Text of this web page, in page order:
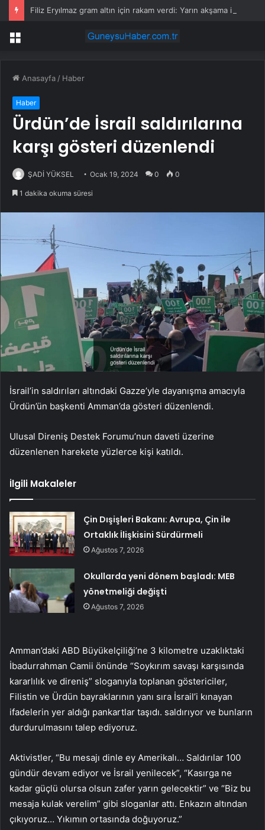
Menü
Anasayfa / Haber
Haber
Ürdün’de İsrail saldırılarına
karşı gösteri düzenlendi
ŞADİ YÜKSEL Ocak 19, 2024 0 0
1 dakika okuma süresi
İsrail’in saldırıları altındaki Gazze’yle dayanışma amacıyla
Ürdün’ün başkenti Amman’da gösteri düzenlendi.
Ulusal Direniş Destek Forumu’nun daveti üzerine
düzenlenen harekete yüzlerce kişi katıldı.
İlgili Makaleler
Çin Dışişleri Bakanı: Avrupa, Çin ile
Ortaklık İlişkisini Sürdürmeli
Ağustos 7, 2026
Okullarda yeni dönem başladı: MEB
yönetmeliği değişti
Ağustos 7, 2026
Amman’daki ABD Büyükelçiliği’ne 3 kilometre uzaklıktaki
İbadurrahman Camii önünde “Soykırım savaşı karşısında
kararlılık ve direniş” sloganıyla toplanan göstericiler,
Filistin ve Ürdün bayraklarının yanı sıra İsrail’i kınayan
ifadelerin yer aldığı pankartlar taşıdı. saldırıyor ve bunların
durdurulmasını talep ediyoruz.
Aktivistler, “Bu mesajı dinle ey Amerikalı… Saldırılar 100
gündür devam ediyor ve İsrail yenilecek”, “Kasırga ne
kadar güçlü olursa olsun zafer yarın gelecektir” ve “Biz bu
mesaja kulak verelim” gibi sloganlar attı. Enkazın altından
çıkıyoruz… Yıkımın ortasında doğuyoruz.”